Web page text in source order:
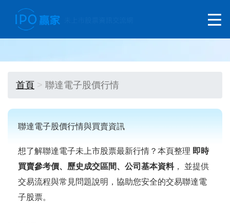
首頁 聯達電子股價行情
聯達電子股價行情與買賣資訊
想了解聯達電子未上市股票最新行情？本頁整理 即時
買賣參考價、歷史成交區間、公司基本資料， 並提供
交易流程與常見問題說明，協助您安全的交易聯達電
子股票。